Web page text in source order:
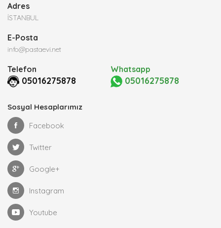
Adres
İSTANBUL
E-Posta
info@pastaevi.net
Telefon
05016275878
Whatsapp
05016275878
Sosyal Hesaplarımız
Facebook
Twitter
Google+
Instagram
Youtube